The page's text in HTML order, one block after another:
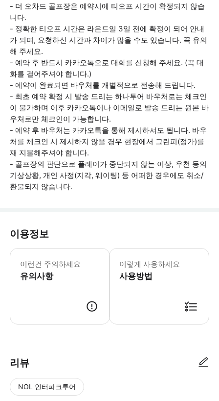
- 더 오차드 골프장은 예약시에 티오프 시간이 확정되지 않습
니다.
- 정확한 티오프 시간은 라운드일 3일 전에 확정이 되어 안내
가 되며, 요청하신 시간과 차이가 많을 수도 있습니다. 꼭 유의
해 주세요.
- 예약 후 반드시 카카오톡으로 대화를 신청해 주세요. (꼭 대
화를 걸어주셔야 합니다.)
- 예약이 완료되면 바우처를 개별적으로 전송해 드립니다.
- 최초 예약 확정 시 발송 드리는 하나투어 바우처로는 체크인
이 불가하며 이후 카카오톡이나 이메일로 발송 드리는 원본 바
우처로만 체크인이 가능합니다.
- 예약 후 바우처는 카카오톡을 통해 제시하셔도 됩니다. 바우
처를 체크인 시 제시하지 않을 경우 현장에서 그린피(정가)를
재 지불해주셔야 합니다.
- 골프장의 판단으로 플레이가 중단되지 않는 이상, 우천 등의
기상상황, 개인 사정(지각, 웨이팅) 등 어떠한 경우에도 취소/
환불되지 않습니다.
이용정보
이런건 주의하세요
유의사항
[이용안내 및 복장규정] - 라운드티,
이렇게 사용하세요
사용방법
리뷰
NOL 인터파크투어